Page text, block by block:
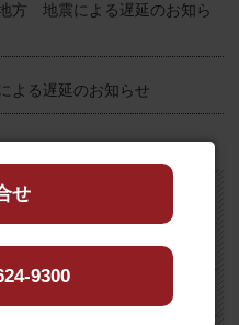
方 地震による遅延のお知ら
よる遅延のお知らせ
せ
9300